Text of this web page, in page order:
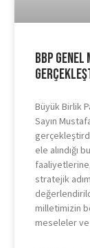
BBP Genel
Büyük Birlik
Sayın
ele alındığı
stratejik
milletimizin
meseleler ve